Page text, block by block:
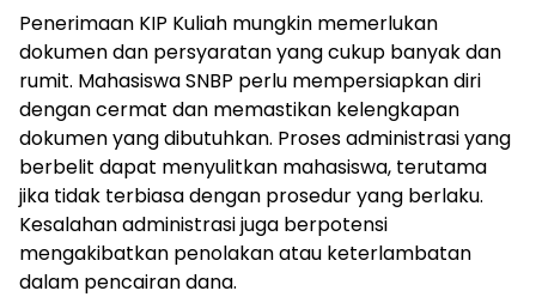
Penerimaan KIP Kuliah mungkin memerlukan
dokumen dan persyaratan yang cukup banyak dan
rumit. Mahasiswa SNBP perlu mempersiapkan diri
dengan cermat dan memastikan kelengkapan
dokumen yang dibutuhkan. Proses administrasi yang
berbelit dapat menyulitkan mahasiswa, terutama
jika tidak terbiasa dengan prosedur yang berlaku.
Kesalahan administrasi juga berpotensi
mengakibatkan penolakan atau keterlambatan
dalam pencairan dana.